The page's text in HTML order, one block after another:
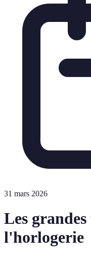
31 mars 2026
Les
l'horlogerie